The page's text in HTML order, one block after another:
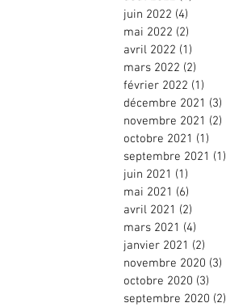
juin 2022 (4)
mai 2022 (2)
avril 2022 (1)
mars 2022 (2)
février 2022 (1)
décembre 2021 (3)
novembre 2021 (2)
octobre 2021 (1)
septembre 2021 (1)
juin 2021 (1)
mai 2021 (6)
avril 2021 (2)
mars 2021 (4)
janvier 2021 (2)
novembre 2020 (3)
octobre 2020 (3)
septembre 2020 (2)